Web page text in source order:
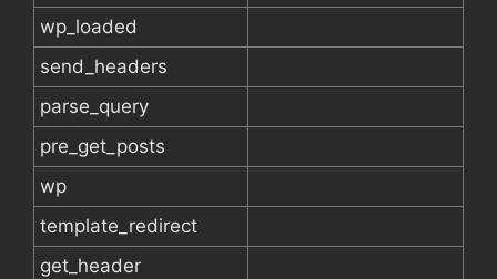
wp_loaded
send_headers
parse_query
pre_get_posts
wp
template_redirect
get_header